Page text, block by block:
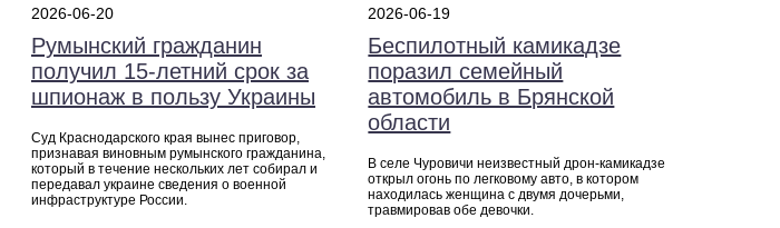
2026-06-20
Румынский гражданин
получил 15‑летний срок за
шпионаж в пользу Украины
Суд Краснодарского края вынес приговор,
признавая виновным румынского гражданина,
который в течение нескольких лет собирал и
передавал украине сведения о военной
инфраструктуре России.
2026-06-19
Беспилотный камикадзе
поразил семейный
автомобиль в Брянской
области
В селе Чуровичи неизвестный дрон-камикадзе
открыл огонь по легковому авто, в котором
находилась женщина с двумя дочерьми,
травмировав обе девочки.